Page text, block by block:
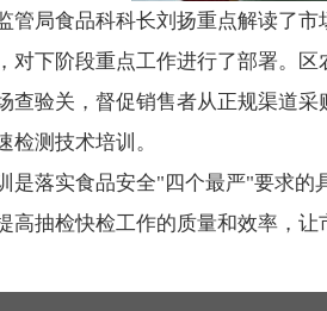
管局食品科科长刘扬重点解读了
对下阶段重点工作进行了部署。
查验关，督促销售者从正规渠道
检测技术培训。
是落实食品安全"四个最严"要求
高抽检快检工作的质量和效率，让